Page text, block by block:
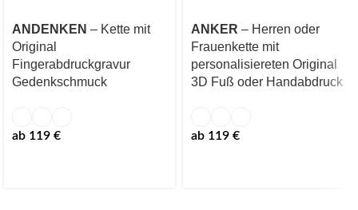
ANDENKEN – Kette mit
Original
Fingerabdruckgravur
Gedenkschmuck
ab 119 €
ANKER – Herren oder
Frauenkette mit
personalisiereten Original
3D Fuß oder Handabdruck
ab 119 €